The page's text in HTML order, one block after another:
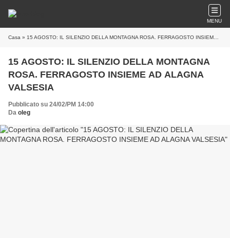
MENU
Casa » 15 AGOSTO: IL SILENZIO DELLA MONTAGNA ROSA. FERRAGOSTO INSIEME AD ALAGNA VALSESIA
15 AGOSTO: IL SILENZIO DELLA MONTAGNA
ROSA. FERRAGOSTO INSIEME AD ALAGNA
VALSESIA
Pubblicato su 24/02/PM 14:00
Da oleg